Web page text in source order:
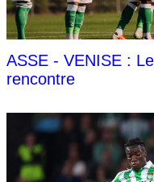
ASSE - VENISE :
rencontre